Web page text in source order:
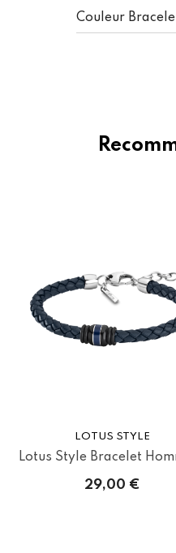
Couleur
LOTUS STYLE
Lotus Style Bracelet
29,00 €